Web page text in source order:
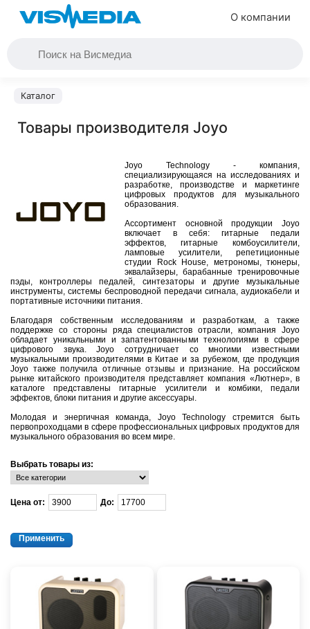
О компании
Каталог
Товары производителя Joyo
Joyo Technology - компания,
специализирующаяся на исследованиях и
разработке, производстве и маркетинге
цифровых продуктов для музыкального
образования.
Ассортимент основной продукции Joyo
включает в себя: гитарные педали
эффектов, гитарные комбоусилители,
ламповые усилители, репетиционные
студии Rock House, метрономы, тюнеры,
эквалайзеры, барабанные тренировочные
пэды, контроллеры педалей, синтезаторы и другие музыкальные
инструменты, системы беспроводной передачи сигнала, аудиокабели и
портативные источники питания.
Благодаря собственным исследованиям и разработкам, а также
поддержке со стороны ряда специалистов отрасли, компания Joyo
обладает уникальными и запатентованными технологиями в сфере
цифрового звука. Joyo сотрудничает со многими известными
музыкальными производителями в Китае и за рубежом, где продукция
Joyo также получила отличные отзывы и признание. На российском
рынке китайского производителя представляет компания «Лютнер», в
каталоге представлены гитарные усилители и комбики, педали
эффектов, блоки питания и другие аксессуары.
Молодая и энергичная команда, Joyo Technology стремится быть
первопроходцами в сфере профессиональных цифровых продуктов для
музыкального образования во всем мире.
Выбрать товары из:
Цена от: До: